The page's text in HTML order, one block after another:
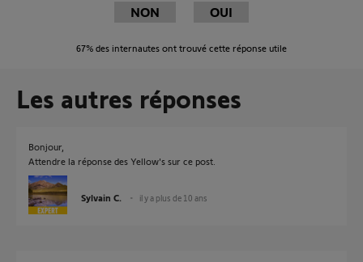
NON OUI
67% des internautes ont trouvé cette réponse utile
Les autres réponses
Bonjour,
Attendre la réponse des Yellow's sur ce post.
Sylvain C. il y a plus de 10 ans